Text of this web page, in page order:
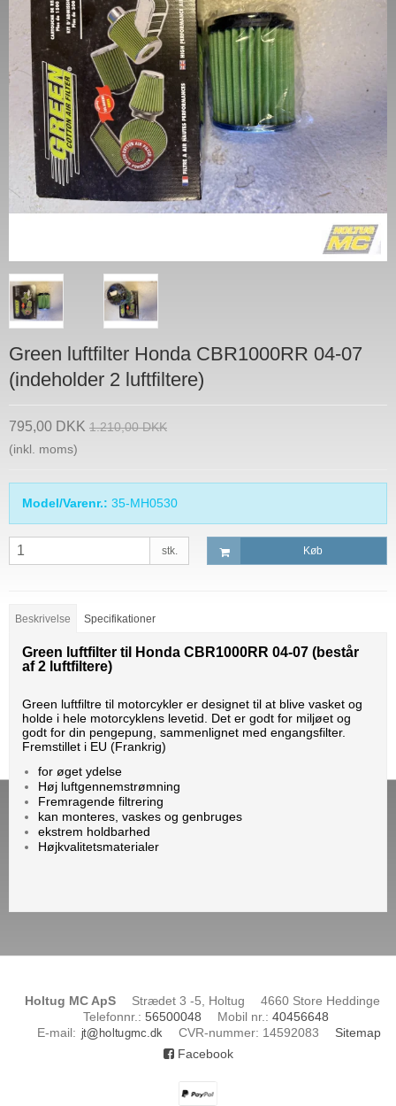
Green luftfilter Honda CBR1000RR 04-07
(indeholder 2 luftfiltere)
795,00 DKK 1.210,00 DKK
(inkl. moms)
Model/Varenr.: 35-MH0530
stk. Køb
Beskrivelse Specifikationer
Green luftfilter til Honda CBR1000RR 04-07 (består
af 2 luftfiltere)
Green luftfiltre til motorcykler er designet til at blive vasket og
holde i hele motorcyklens levetid. Det er godt for miljøet og
godt for din pengepung, sammenlignet med engangsfilter.
Fremstillet i EU (Frankrig)
for øget ydelse
Høj luftgennemstrømning
Fremragende filtrering
kan monteres, vaskes og genbruges
ekstrem holdbarhed
Højkvalitetsmaterialer
Holtug MC ApS Strædet 3 -5, Holtug
4660 Store Heddinge
Telefonnr.: 56500048 Mobil nr.: 40456648
E-mail: CVR-nummer: 14592083
Sitemap
Facebook